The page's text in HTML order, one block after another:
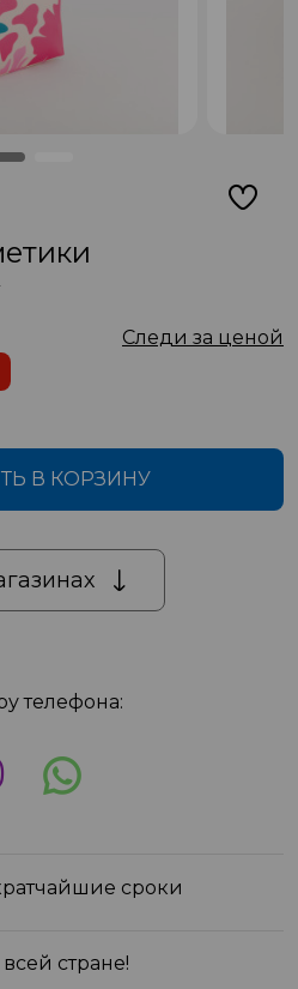
Следи за ценой
В КОРЗИНУ
телефона:
сроки
стране!